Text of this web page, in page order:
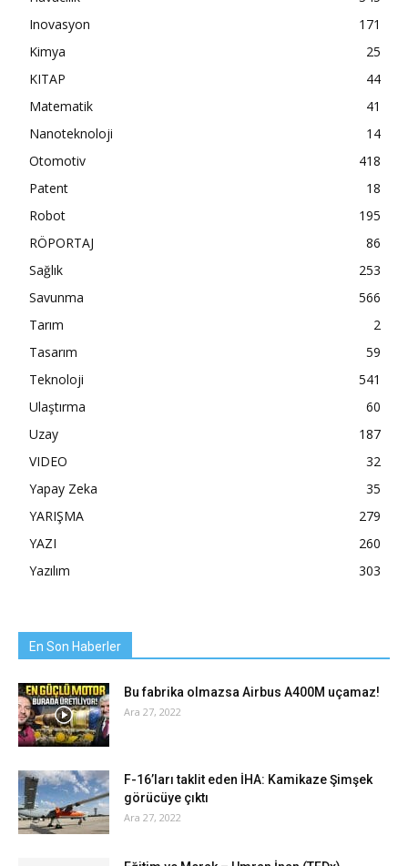
Inovasyon
171
Kimya
25
KITAP
44
Matematik
41
Nanoteknoloji
14
Otomotiv
418
Patent
18
Robot
195
RÖPORTAJ
86
Sağlık
253
Savunma
566
Tarım
2
Tasarım
59
Teknoloji
541
Ulaştırma
60
Uzay
187
VIDEO
32
Yapay Zeka
35
YARIŞMA
279
YAZI
260
Yazılım
303
En Son Haberler
Bu fabrika olmazsa Airbus A400M uçamaz!
Ara 27, 2022
F-16’ları taklit eden İHA: Kamikaze Şimşek
görücüye çıktı
Ara 27, 2022